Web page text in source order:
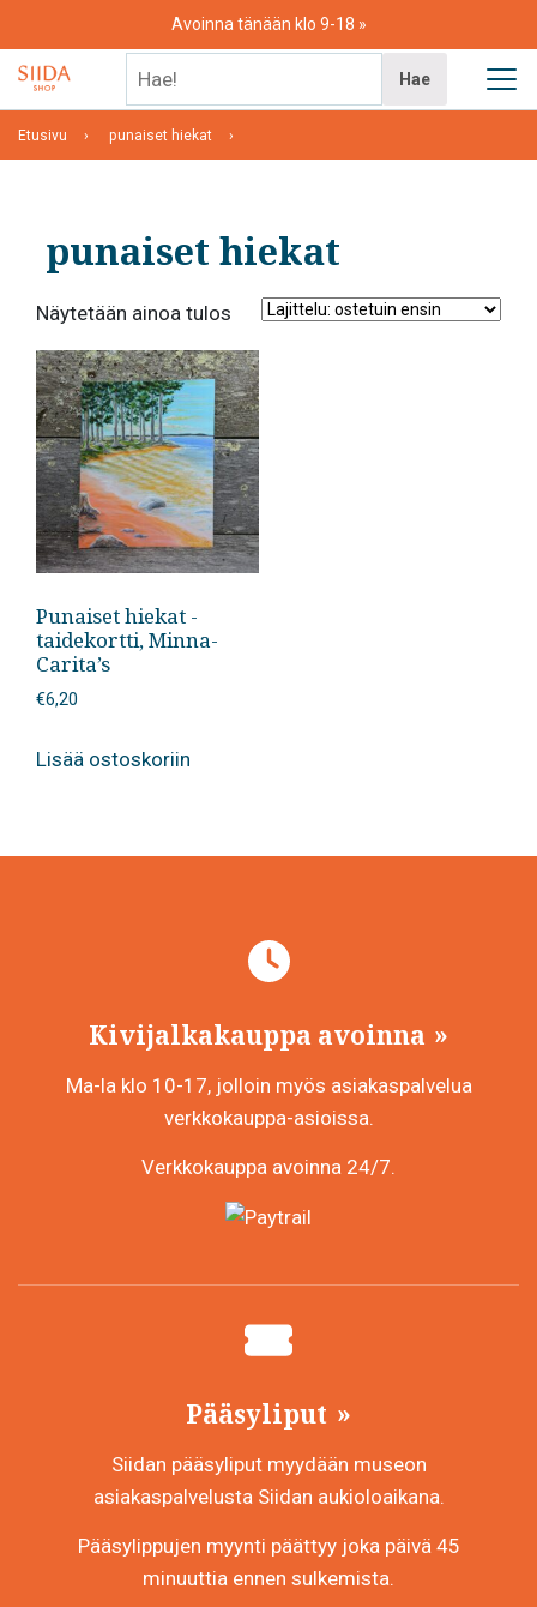
content
Avoinna tänään klo 9-18
Hae
Etusivu punaiset hiekat
punaiset hiekat
Näytetään ainoa tulos
Punaiset hiekat -
taidekortti, Minna-
Carita’s
€6,20
Lisää ostoskoriin
Kivijalkakauppa avoinna
Ma-la klo 10-17, jolloin myös asiakaspalvelua
verkkokauppa-asioissa.
Verkkokauppa avoinna 24/7.
Pääsyliput
Siidan pääsyliput myydään museon
asiakaspalvelusta Siidan aukioloaikana.
Pääsylippujen myynti päättyy joka päivä 45
minuuttia ennen sulkemista.